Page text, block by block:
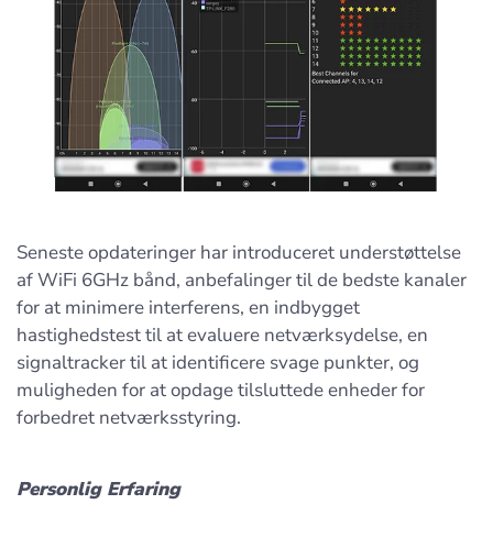
Seneste opdateringer har introduceret understøttelse
af WiFi 6GHz bånd, anbefalinger til de bedste kanaler
for at minimere interferens, en indbygget
hastighedstest til at evaluere netværksydelse, en
signaltracker til at identificere svage punkter, og
muligheden for at opdage tilsluttede enheder for
forbedret netværksstyring.
Personlig Erfaring